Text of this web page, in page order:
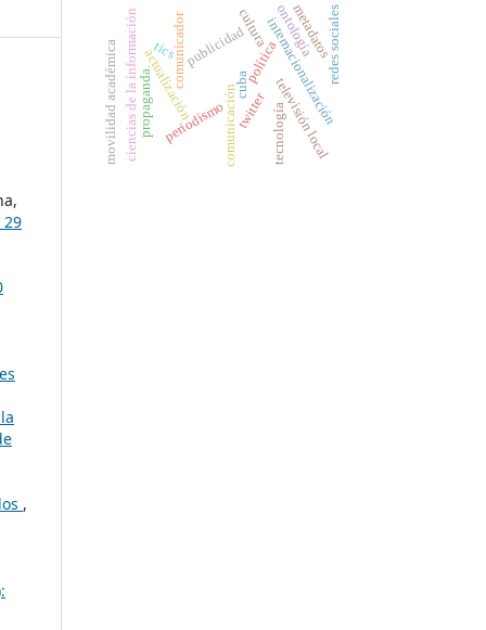
29
,
cuba
periodismo
actualización política
comunicación internacionalización
ciencias de la información
movilidad académica comunicadorpublicidad
propaganda.
ontología
metadatos
televisión local
cultura redes sociales
twitter tecnología
tics